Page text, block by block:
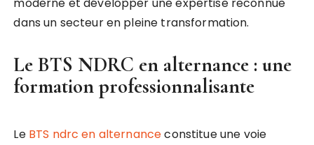
moderne et développer une expertise reconnue
dans un secteur en pleine transformation.
Le BTS NDRC en alternance : une
formation professionnalisante
Le BTS ndrc en alternanceconstitue une voie